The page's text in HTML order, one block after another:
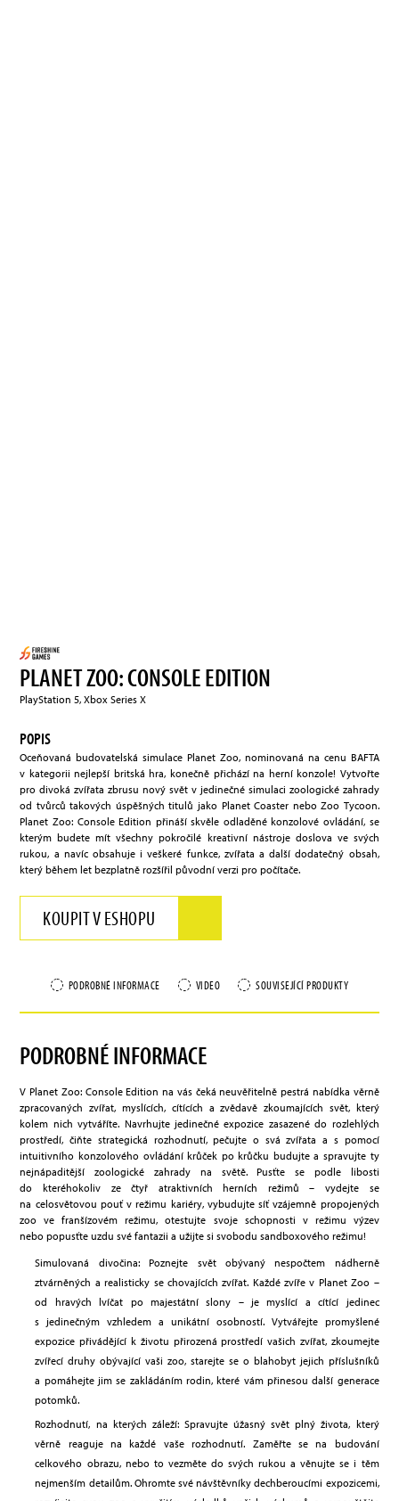
PLANET ZOO: CONSOLE EDITION
PlayStation 5, Xbox Series X
POPIS
Oceňovaná budovatelská simulace Planet Zoo, nominovaná na cenu BAFTA
v kategorii nejlepší britská hra, konečně přichází na herní konzole! Vytvořte
pro divoká zvířata zbrusu nový svět v jedinečné simulaci zoologické zahrady
od tvůrců takových úspěšných titulů jako Planet Coaster nebo Zoo Tycoon.
Planet Zoo: Console Edition přináší skvěle odladěné konzolové ovládání, se
kterým budete mít všechny pokročilé kreativní nástroje doslova ve svých
rukou, a navíc obsahuje i veškeré funkce, zvířata a další dodatečný obsah,
který během let bezplatně rozšířil původní verzi pro počítače.
KOUPIT V ESHOPU
PODROBNÉ INFORMACE VIDEO SOUVISEJÍCÍ PRODUKTY
PODROBNÉ INFORMACE
V Planet Zoo: Console Edition na vás čeká neuvěřitelně pestrá nabídka věrně
zpracovaných zvířat, myslících, cítících a zvědavě zkoumajících svět, který
kolem nich vytváříte. Navrhujte jedinečné expozice zasazené do rozlehlých
prostředí, čiňte strategická rozhodnutí, pečujte o svá zvířata a s pomocí
intuitivního konzolového ovládání krůček po krůčku budujte a spravujte ty
nejnápaditější zoologické zahrady na světě. Pusťte se podle libosti
do kteréhokoliv ze čtyř atraktivních herních režimů – vydejte se
na celosvětovou pouť v režimu kariéry, vybudujte síť vzájemně propojených
zoo ve franšízovém režimu, otestujte svoje schopnosti v režimu výzev
nebo popusťte uzdu své fantazii a užijte si svobodu sandboxového režimu!
Simulovaná divočina: Poznejte svět obývaný nespočtem nádherně
ztvárněných a realisticky se chovajících zvířat. Každé zvíře v Planet Zoo –
od hravých lvíčat po majestátní slony – je myslící a cítící jedinec
s jedinečným vzhledem a unikátní osobností. Vytvářejte promyšlené
expozice přivádějící k životu přirozená prostředí vašich zvířat, zkoumejte
zvířecí druhy obývající vaši zoo, starejte se o blahobyt jejich příslušníků
a pomáhejte jim se zakládáním rodin, které vám přinesou další generace
potomků.
Rozhodnutí, na kterých záleží: Spravujte úžasný svět plný života, který
věrně reaguje na každé vaše rozhodnutí. Zaměřte se na budování
celkového obrazu, nebo to vezměte do svých rukou a věnujte se i těm
nejmenším detailům. Ohromte své návštěvníky dechberoucími expozicemi,